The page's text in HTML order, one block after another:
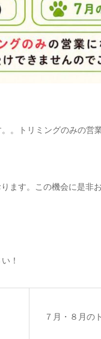
。トリミングのみの営
ます。この機会に是非
！
７月・８月の